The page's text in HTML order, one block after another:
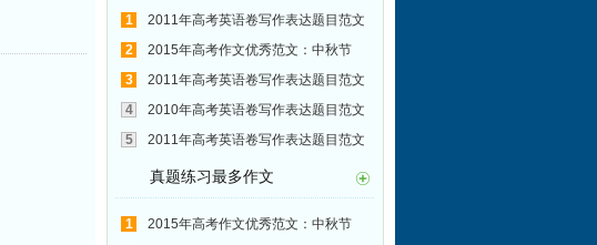
1
2011年高考英语卷写作表达题目范文
汇总(39):过度依赖电脑的弊端
2
2015年高考作文优秀范文：中秋节
3
2011年高考英语卷写作表达题目范文
汇总(42):和老师建立良好的师生关系
4
2010年高考英语卷写作表达题目范文
汇总(27):圆明园是否应该重建
5
2011年高考英语卷写作表达题目范文
汇总(32):珍爱生命 远离毒品
真题练习最多作文
1
2015年高考作文优秀范文：中秋节